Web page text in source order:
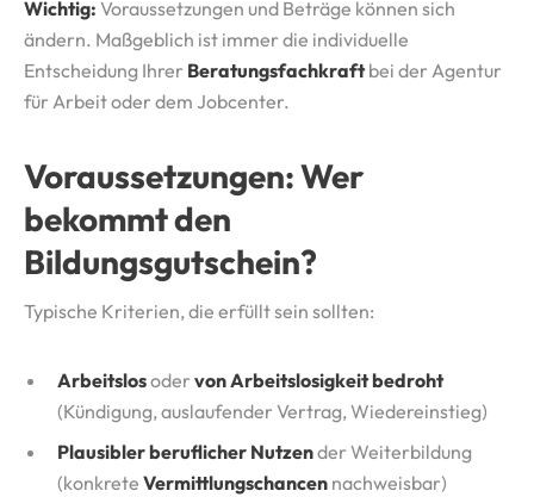
Wichtig: Voraussetzungen und Beträge können sich
ändern. Maßgeblich ist immer die individuelle
Entscheidung Ihrer Beratungsfachkraftbei der Agentur
für Arbeit oder dem Jobcenter.
Voraussetzungen: Wer
bekommt den
Bildungsgutschein?
Typische Kriterien, die erfüllt sein sollten:
Arbeitslosoder von Arbeitslosigkeit bedroht
(Kündigung, auslaufender Vertrag, Wiedereinstieg)
Plausibler beruflicher Nutzender Weiterbildung
(konkrete Vermittlungschancen nachweisbar)